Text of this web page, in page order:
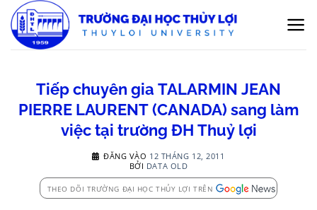
qua
nội
Tiếp chuyên gia TALARMIN JEAN
PIERRE LAURENT (CANADA) sang làm
việc tại trường ĐH Thuỷ lợi
ĐĂNG VÀO 12 THÁNG 12, 2011
BỞI DATA OLD
THEO DÕI TRƯỜNG ĐẠI HỌC THỦY LỢI TRÊN